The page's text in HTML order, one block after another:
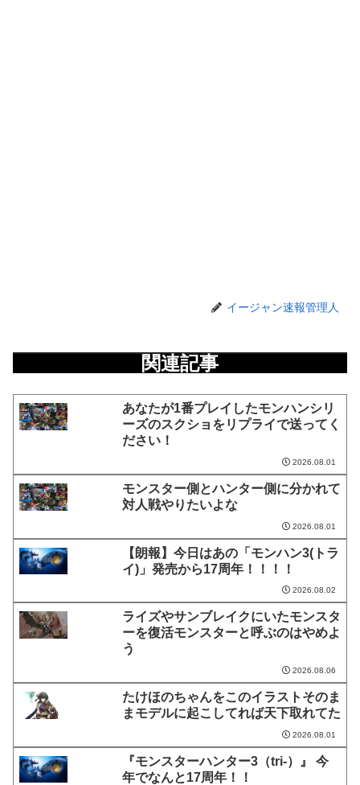
イージャン速報管理人
関連記事
あなたが1番プレイしたモンハンシリ
ーズのスクショをリプライで送ってく
ださい！
2026.08.01
モンスター側とハンター側に分かれて
対人戦やりたいよな
2026.08.01
【朗報】今日はあの「モンハン3(トラ
イ)」発売から17周年！！！！
2026.08.02
ライズやサンブレイクにいたモンスタ
ーを復活モンスターと呼ぶのはやめよ
う
2026.08.06
たけほのちゃんをこのイラストそのま
まモデルに起こしてれば天下取れてた
2026.08.01
『モンスターハンター3（tri-）』 今
年でなんと17周年！！